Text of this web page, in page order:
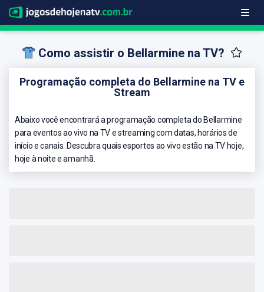
Como assistir o Bellarmine na TV?
Programação completa do Bellarmine na TV e
Stream
Abaixo você encontrará a programação completa do Bellarmine
para eventos ao vivo na TV e streaming com datas, horários de
início e canais. Descubra quais esportes ao vivo estão na TV hoje,
hoje à noite e amanhã.